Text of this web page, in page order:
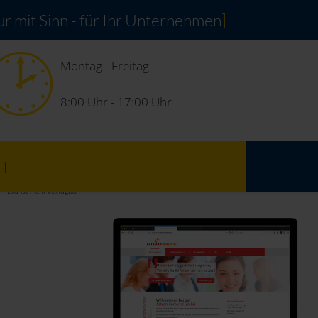
mit Sinn - für Ihr Unternehmen]
Montag - Freitag
8:00 Uhr - 17:00 Uhr